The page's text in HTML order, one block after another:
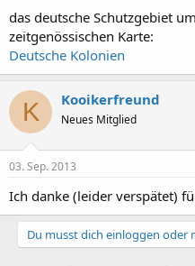
das deutsche Schutzgebiet
zeitgenössischen Karte:
Deutsche Kolonien
K Kooikerfreund
Neues Mitglied
03. Sep. 2013
Ich danke (leider verspätet)
Du musst dich einloggen oder